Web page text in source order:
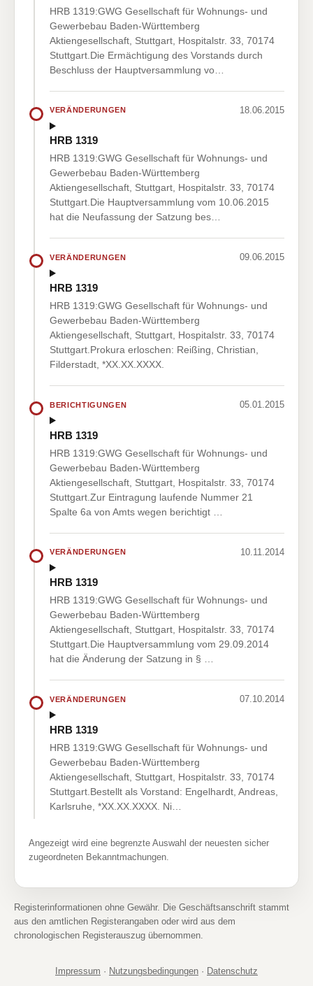
HRB 1319:GWG Gesellschaft für Wohnungs- und
Gewerbebau Baden-Württemberg
Aktiengesellschaft, Stuttgart, Hospitalstr. 33, 70174
Stuttgart.Die Ermächtigung des Vorstands durch
Beschluss der Hauptversammlung vo…
VERÄNDERUNGEN 18.06.2015
HRB 1319
HRB 1319:GWG Gesellschaft für Wohnungs- und
Gewerbebau Baden-Württemberg
Aktiengesellschaft, Stuttgart, Hospitalstr. 33, 70174
Stuttgart.Die Hauptversammlung vom 10.06.2015
hat die Neufassung der Satzung bes…
VERÄNDERUNGEN 09.06.2015
HRB 1319
HRB 1319:GWG Gesellschaft für Wohnungs- und
Gewerbebau Baden-Württemberg
Aktiengesellschaft, Stuttgart, Hospitalstr. 33, 70174
Stuttgart.Prokura erloschen: Reißing, Christian,
Filderstadt, *XX.XX.XXXX.
BERICHTIGUNGEN 05.01.2015
HRB 1319
HRB 1319:GWG Gesellschaft für Wohnungs- und
Gewerbebau Baden-Württemberg
Aktiengesellschaft, Stuttgart, Hospitalstr. 33, 70174
Stuttgart.Zur Eintragung laufende Nummer 21
Spalte 6a von Amts wegen berichtigt …
VERÄNDERUNGEN 10.11.2014
HRB 1319
HRB 1319:GWG Gesellschaft für Wohnungs- und
Gewerbebau Baden-Württemberg
Aktiengesellschaft, Stuttgart, Hospitalstr. 33, 70174
Stuttgart.Die Hauptversammlung vom 29.09.2014
hat die Änderung der Satzung in § …
VERÄNDERUNGEN 07.10.2014
HRB 1319
HRB 1319:GWG Gesellschaft für Wohnungs- und
Gewerbebau Baden-Württemberg
Aktiengesellschaft, Stuttgart, Hospitalstr. 33, 70174
Stuttgart.Bestellt als Vorstand: Engelhardt, Andreas,
Karlsruhe, *XX.XX.XXXX. Ni…
Angezeigt wird eine begrenzte Auswahl der neuesten sicher
zugeordneten Bekanntmachungen.
Registerinformationen ohne Gewähr. Die Geschäftsanschrift stammt
aus den amtlichen Registerangaben oder wird aus dem
chronologischen Registerauszug übernommen.
Impressum · Nutzungsbedingungen · Datenschutz